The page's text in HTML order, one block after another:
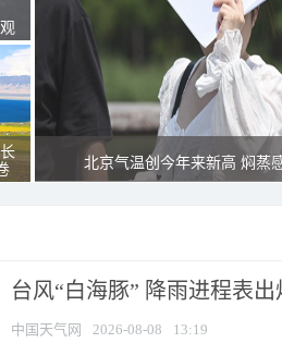
北京气温创今年来新高 焖蒸
台风“白海豚” 降雨进程表
中国天气网 2026-08-08 13:19